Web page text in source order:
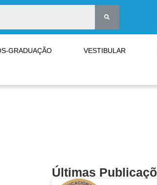
GRADUAÇÃO VESTIBULAR
Últimas